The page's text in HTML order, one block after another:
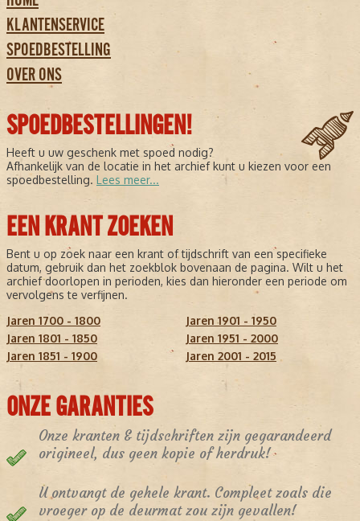
KLANTENSERVICE
SPOEDBESTELLING
OVER ONS
SPOEDBESTELLINGEN!
Heeft u uw geschenk met spoed nodig?
Afhankelijk van de locatie in het archief kunt u kiezen voor een
spoedbestelling. Lees meer...
EEN KRANT ZOEKEN
Bent u op zoek naar een krant of tijdschrift van een specifieke
datum, gebruik dan het zoekblok bovenaan de pagina. Wilt u het
archief doorlopen in perioden, kies dan hieronder een periode om
vervolgens te verfijnen.
Jaren 1700 - 1800
Jaren 1801 - 1850
Jaren 1851 - 1900
Jaren 1901 - 1950
Jaren 1951 - 2000
Jaren 2001 - 2015
ONZE GARANTIES
Onze kranten & tijdschriften zijn gegarandeerd
origineel, dus geen kopie of herdruk!
U ontvangt de gehele krant. Compleet zoals die
vroeger op de deurmat zou zijn gevallen!